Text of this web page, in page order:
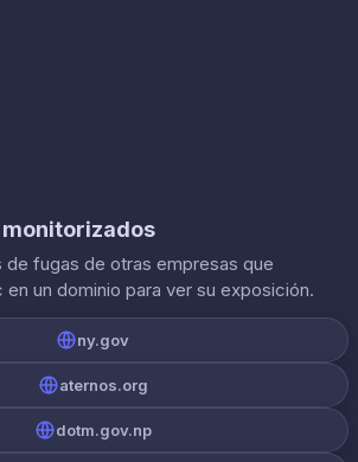
de fugas de otras empresas que
un dominio para ver su exposición.
ny.gov
aternos.org
dotm.gov.np